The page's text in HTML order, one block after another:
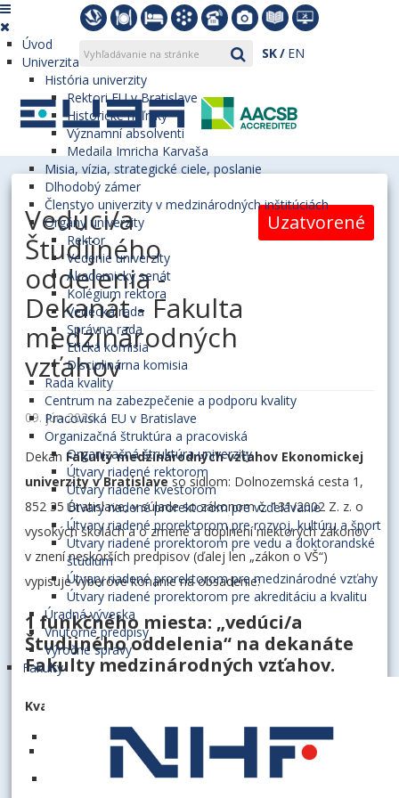
SK EN
Úvod
Univerzita
História univerzity
Rektori EU v Bratislave
Historické míľniky
Významní absolventi
Medaila Imricha Karvaša
Misia, vízia, strategické ciele, poslanie
Dlhodobý zámer
Členstvo univerzity v medzinárodných inštitúciách
Orgány univerzity
Rektor
Vedenie univerzity
Akademický senát
Kolégium rektora
Vedecká rada
Správna rada
Etická komisia
Disciplinárna komisia
Rada kvality
Centrum na zabezpečenie a podporu kvality
Pracoviská EU v Bratislave
Organizačná štruktúra a pracoviská
Organizačná štruktúra univerzity
Útvary riadené rektorom
Útvary riadené kvestorom
Útvary riadené prorektorom pre vzdelávanie
Útvary riadené prorektorom pre rozvoj, kultúru a šport
Útvary riadené prorektorom pre vedu a doktorandské
štúdium
Útvary riadené prorektorom pre medzinárodné vzťahy
Útvary riadené prorektorom pre akreditáciu a kvalitu
Úradná výveska
Vnútorné predpisy
Výročné správy
Fakulty
Vedúci/a
Študijného
oddelenia -
Dekanát - Fakulta
medzinárodných
vzťahov
Uzatvorené
09. jún 2026
Dekan Fakulty medzinárodných vzťahov Ekonomickej
univerzity v Bratislaveso sídlom: Dolnozemská cesta 1,
852 35 Bratislave, v súlade so zákonom č. 131/2002 Z. z. o
vysokých školách a o zmene a doplnení niektorých zákonov
v znení neskorších predpisov (ďalej len „zákon o VŠ“)
vypisuje výberové konanie na obsadenie:
1 funkčného miesta: „vedúci/a
Študijného oddelenia“ na dekanáte
Fakulty medzinárodných vzťahov.
Kvalifikačné predpoklady a iné kritériá a požiadavky:
ukončené vysokoškolské vzdelanie 2. stupňa (vítané je
ekonomické zameranie)
znalosť anglického/ruského jazyka vítaná,